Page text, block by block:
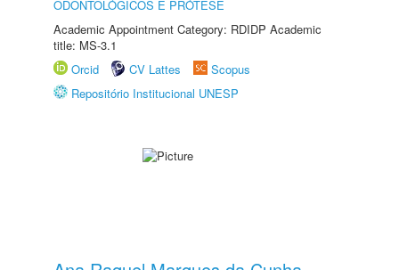
ODONTOLÓGICOS E PRÓTESE
Academic Appointment Category: RDIDP Academic
title: MS-3.1
Orcid
CV Lattes
Scopus
Repositório Institucional UNESP